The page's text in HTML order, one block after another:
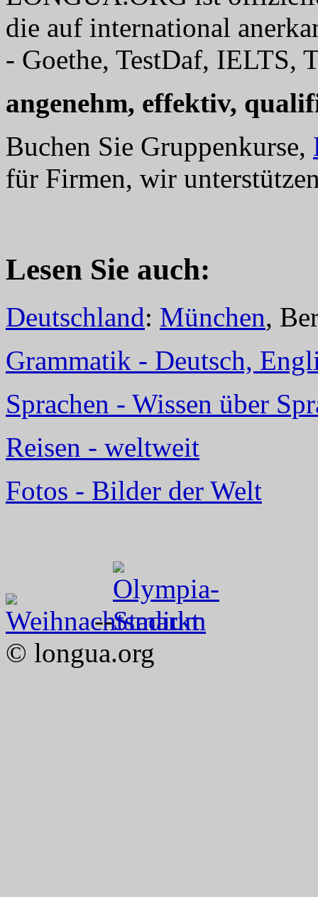
die auf international
- Goethe, TestDaf, IELTS,
angenehm, effektiv,
Buchen Sie Gruppenkurse,
für Firmen, wir
Lesen Sie auch:
Deutschland: München,
Grammatik - Deutsch,
Sprachen - Wissen über
Reisen - weltweit
Fotos - Bilder der Welt
--
© longua.org